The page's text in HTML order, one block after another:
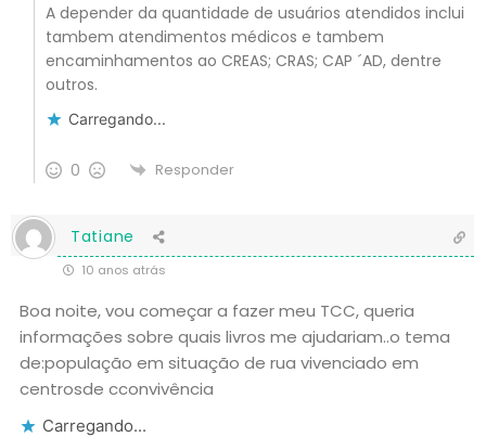
A depender da quantidade de usuários atendidos inclui
tambem atendimentos médicos e tambem
encaminhamentos ao CREAS; CRAS; CAP ´AD, dentre
outros.
Carregando...
0 Responder
Tatiane
10 anos atrás
Boa noite, vou começar a fazer meu TCC, queria
informações sobre quais livros me ajudariam..o tema
de:população em situação de rua vivenciado em
centrosde cconvivência
Carregando...